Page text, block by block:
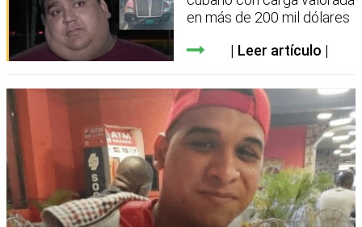
en más de 200 mil dólares
Leer artículo